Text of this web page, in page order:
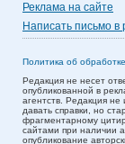
Реклама на сайте
Написать письмо в
Политика об
Редакция не несет
опубликованной в
агентств. Редакция
давать справки, но
фрагментарному
сайтами при наличии
опубликование